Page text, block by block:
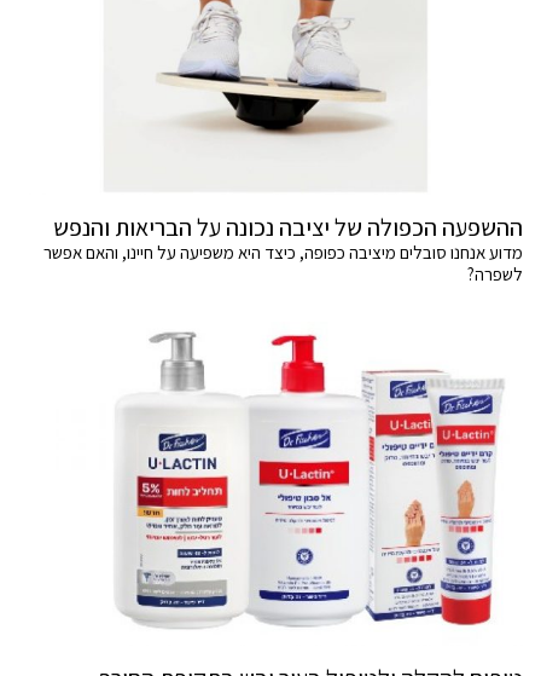
ההשפעה הכפולה של יציבה נכונה על הבריאות והנפש
מדוע אנחנו סובלים מיציבה כפופה, כיצד היא משפיעה על חיינו, והאם אפשר
לשפרה?